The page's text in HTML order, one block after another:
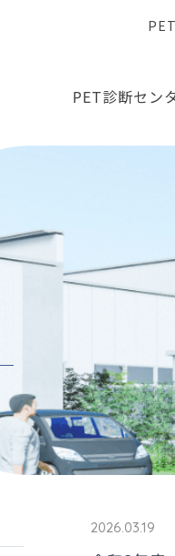
PET診断セン
2026.03.19